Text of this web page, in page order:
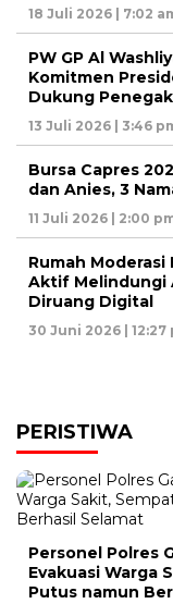
18 Juli 2026 | 7:02
PW GP Al
Komitmen
Dukung
13 Juli 2026 | 3:46
Bursa Capres
dan Anies, 3
11 Juli 2026 | 2:00
Rumah
Aktif Melindungi
Diruang Digital
30 Juni 2026 | 12:27
PERISTIWA
Personel Polres
Evakuasi Warga
Putus namun